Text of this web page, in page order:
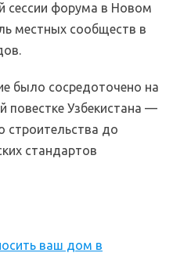
сессии форума в Новом
местных сообществ в
было сосредоточено на
повестке Узбекистана —
до
стандартов
ваш дом в